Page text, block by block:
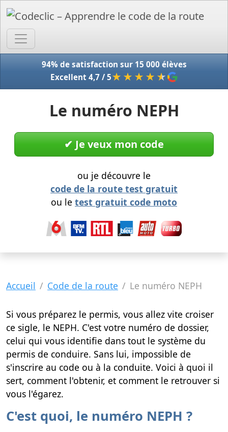
94% de satisfaction sur 15 000 élèves
Excellent 4,7 / 5★★★★ ★
Le numéro NEPH
✔︎ Je veux mon code
ou je découvre le
code de la route test gratuit
ou le test gratuit code moto
Accueil Code de la route Le numéro NEPH
Si vous préparez le permis, vous allez vite croiser
ce sigle, le NEPH. C'est votre numéro de dossier,
celui qui vous identifie dans tout le système du
permis de conduire. Sans lui, impossible de
s'inscrire au code ou à la conduite. Voici à quoi il
sert, comment l'obtenir, et comment le retrouver si
vous l'égarez.
C'est quoi, le numéro NEPH ?